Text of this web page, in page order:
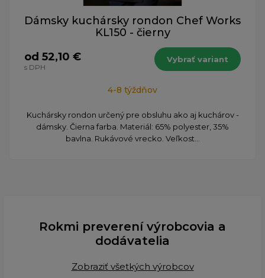
Dámsky kuchársky rondon Chef Works
KL150 - čierny
od 52,10 €
s DPH
Vybrať variant
4-8 týždňov
Kuchársky rondon určený pre obsluhu ako aj kuchárov -
dámsky. Čierna farba. Materiál: 65% polyester, 35%
bavlna. Rukávové vrecko. Veľkost...
Rokmi preverení výrobcovia a
dodávatelia
Zobraziť všetkých výrobcov